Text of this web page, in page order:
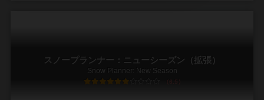
スノープランナー：ニューシーズン（拡張）
Snow Planner: New Season
6.5